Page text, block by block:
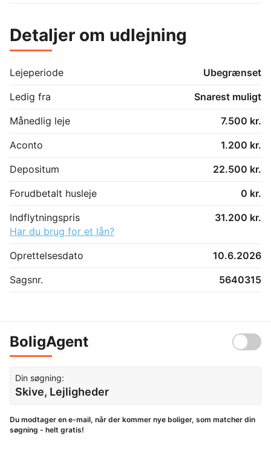
Detaljer om udlejning
Lejeperiode
Ubegrænset
Ledig fra
Snarest muligt
Månedlig leje
7.500 kr.
Aconto
1.200 kr.
Depositum
22.500 kr.
Forudbetalt husleje
0 kr.
Indflytningspris
31.200 kr.
Har du brug for et lån?
Oprettelsesdato
10.6.2026
Sagsnr.
5640315
BoligAgent
Din søgning:
Skive, Lejligheder
Du modtager en e-mail, når der kommer nye boliger, som matcher din
søgning - helt gratis!